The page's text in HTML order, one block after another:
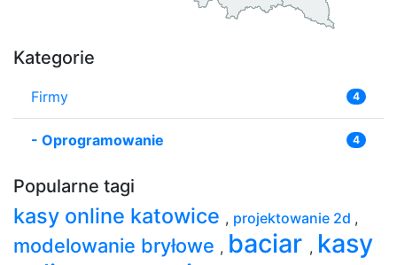
Kategorie
Firmy 4
- Oprogramowanie 4
Popularne tagi
kasy online katowice , projektowanie 2d ,
modelowanie bryłowe , baciar , kasy